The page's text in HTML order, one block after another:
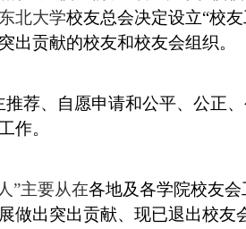
东北大学校友总会决定设立“校
突出贡献的校友和校友会组织。
推荐、自愿申请和公平、公正
作。
”主要从在各地及各学院校友会
做出突出贡献、现已退出校友